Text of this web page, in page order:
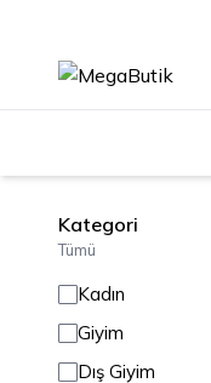
Kategori
Tümü
Kadın
Giyim
Dış Giyim